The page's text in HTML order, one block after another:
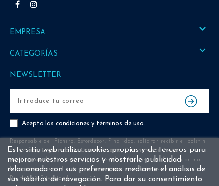
Facebook
EMPRESA 
CATEGORÍAS 
NEWSLETTER
Acepto las condiciones y términos de uso.
Responsable del Fichero: Estordecor; Finalidad: solicitar recibir el boletín
de noticias; Legitimación: Consentimiento; Destinatarios: No se
comunicarán los datos a terceros; Derechos: Acceder, rectificar, suprimir
los datos así como el resto de derechos que le explicamos en nuestra
Política de Privacidad.
Este sitio web utiliza cookies propias y de terceros para
mejorar nuestros servicios y mostrarle publicidad
relacionada con sus preferencias mediante el análisis de
sus hábitos de navegación. Para dar su consentimiento